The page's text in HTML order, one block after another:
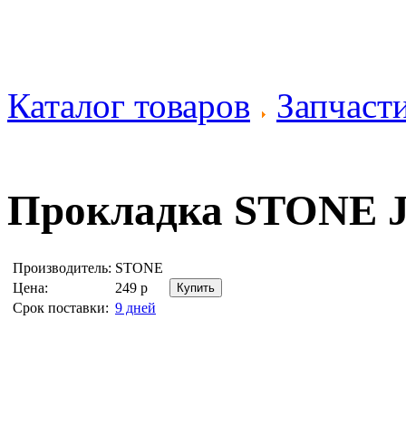
Каталог товаров
Прокладка STONE
Производитель: STONE
Цена:
249 р
Срок поставки: 9 дней